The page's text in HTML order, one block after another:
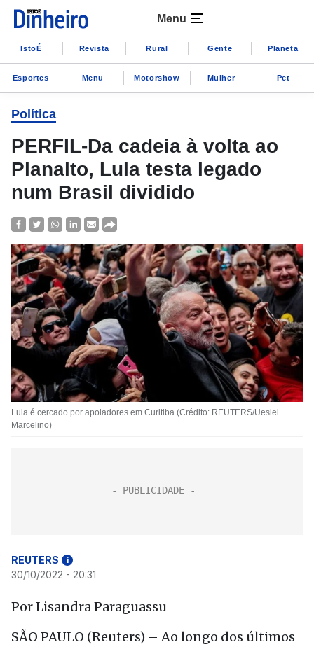
Menu
IstoÉ Revista Rural Gente Planeta
Esportes Menu Motorshow Mulher Pet
Política
PERFIL-Da cadeia à volta ao
Planalto, Lula testa legado
num Brasil dividido
Lula é cercado por apoiadores em Curitiba (Crédito: REUTERS/Ueslei
Marcelino)
REUTERS i
30/10/2022 - 20:31
Por Lisandra Paraguassu
SÃO PAULO (Reuters) – Ao longo dos últimos